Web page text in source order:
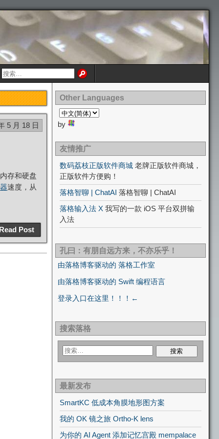
5 月 18 日
存和硬盘
速度，从
Post
Other Languages
by
友情推广
数码荔枝正版软件商城 老牌正版软件商城，
正版软件方便购！
落格智聊 | ChatAI 落格智聊 | ChatAI
落格输入法 X 我写的一款 iOS 平台双拼输
入法
孔曰：有朋自远方来，不亦乐乎！
由落格博客驱动的 落格工作室
由落格博客驱动的 Swift 编程语言
登录入口在这里！！！←
搜索落格
最新发布
SmartKC 低成本角膜地形图方案
我的 OK 镜之旅 Ortho-K lens
为你的 AI Agent 添加记忆宫殿 mempalace